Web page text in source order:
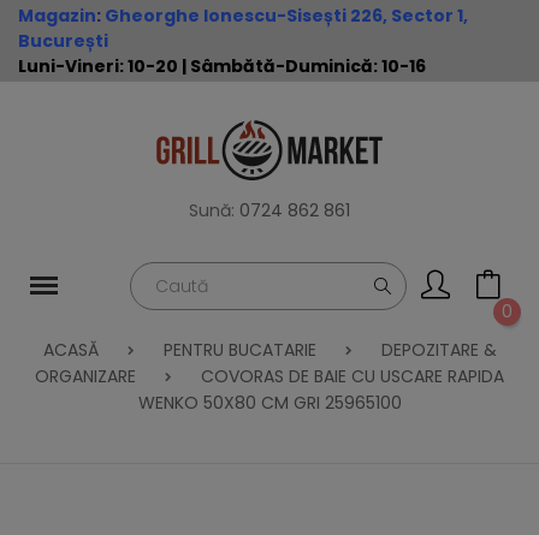
Magazin: Gheorghe Ionescu-Sisești 226, Sector 1,
București
Luni-Vineri: 10-20 | Sâmbătă-Duminică: 10-16
Sună: 0724 862 861
0
ACASĂ
PENTRU BUCATARIE
DEPOZITARE &
ORGANIZARE
COVORAS DE BAIE CU USCARE RAPIDA
WENKO 50X80 CM GRI 25965100